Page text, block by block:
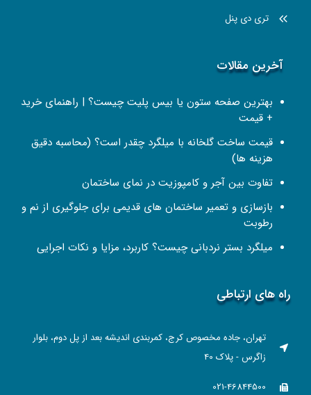
تری دی پنل
آخرین مقالات
بهترین صفحه ستون یا بیس پلیت چیست؟ | راهنمای خرید
+ قیمت
قیمت ساخت گلخانه با میلگرد چقدر است؟ (محاسبه دقیق
هزینه ها)
تفاوت بین آجر و کامپوزیت در نمای ساختمان
بازسازی و تعمیر ساختمان‌ های قدیمی برای جلوگیری از نم و
رطوبت
میلگرد بستر نردبانی چیست؟ کاربرد، مزایا و نکات اجرایی
راه های ارتباطی
تهران، جاده مخصوص کرج، کمربندی اندیشه بعد از پل دوم، بلوار
زاگرس - پلاک 40
021-46844500